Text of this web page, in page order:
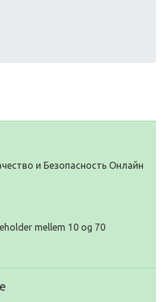
и Безопасность Онлайн
mellem 10 og 70